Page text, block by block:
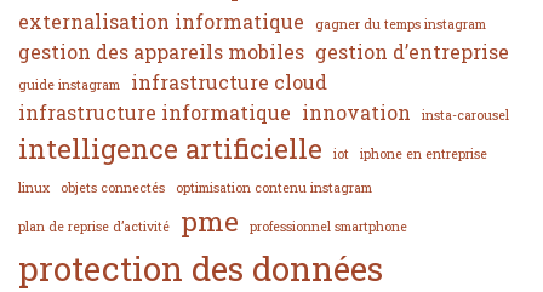
externalisation informatique gagner du temps instagram
gestion des appareils mobiles gestion d’entreprise
guide instagram
infrastructure cloud
infrastructure informatique innovation insta-carousel
intelligence artificielle iot
iphone en entreprise
linux
objets connectés optimisation contenu instagram
plan de reprise d’activité pme professionnel smartphone
protection des données